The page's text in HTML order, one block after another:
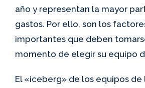
año y representan la mayor
gastos. Por ello, son los
importantes que deben
momento de elegir su equipo
El «iceberg» de los equipos de